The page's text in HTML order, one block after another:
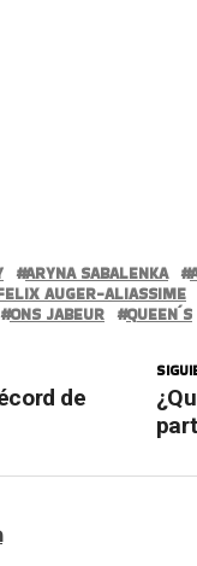
ARYNA SABALENKA
AUGER-ALIASSIME
ONS JABEUR QUEEN´S
de